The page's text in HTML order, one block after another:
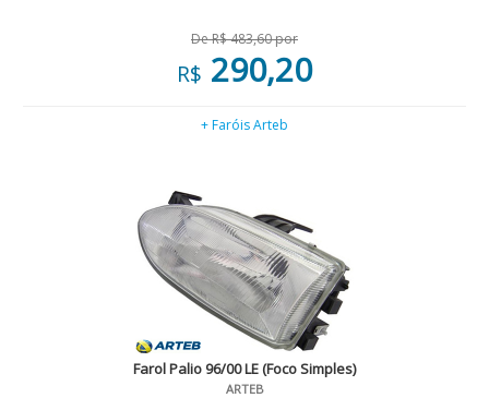
De R$ 483,60 por
R$ 290,20
+ Faróis Arteb
Farol Palio 96/00 LE (Foco Simples)
ARTEB